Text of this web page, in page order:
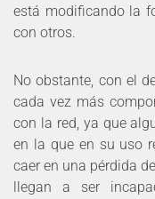
está modificando la
con otros.
No obstante, con el
cada vez más
con la red, ya que
en la que en su uso
caer en una pérdida
llegan a ser